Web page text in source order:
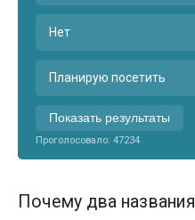
Нет
Планирую посетить
Показать результаты
Проголосовало: 47234
Почему два названия